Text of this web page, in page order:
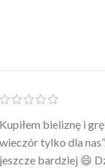
Po prostu WOW!
wygląda jak z
codziennie po kąpieli